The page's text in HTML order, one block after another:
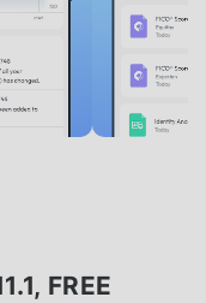
FREE